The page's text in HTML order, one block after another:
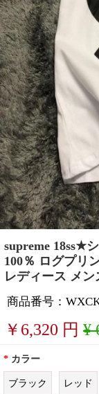
supreme 18ss★
100％ ログプリ
レディース メン
商品番号：
￥ 6,320 円 ¥
* カラー
ブラック レッド